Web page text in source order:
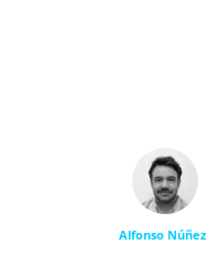
Alfonso Núñez